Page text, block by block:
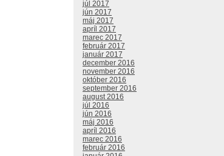
júl 2017
jún 2017
máj 2017
apríl 2017
marec 2017
február 2017
január 2017
december 2016
november 2016
október 2016
september 2016
august 2016
júl 2016
jún 2016
máj 2016
apríl 2016
marec 2016
február 2016